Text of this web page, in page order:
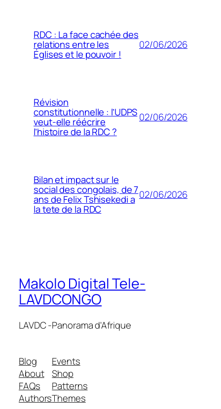
RDC : La face cachée des
relations entre les
Églises et le pouvoir !
02/06/2026
Révision
constitutionnelle : l’UDPS
veut-elle réécrire
l’histoire de la RDC ?
02/06/2026
Bilan et impact sur le
social des congolais, de 7
ans de Felix Tshisekedi a
la tete de la RDC
02/06/2026
Makolo Digital Tele-
LAVDCONGO
LAVDC -Panorama d'Afrique
Blog
About
FAQs
Authors
Events
Shop
Patterns
Themes